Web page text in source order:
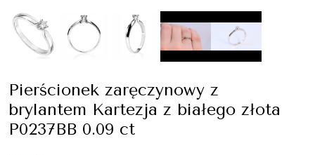
Pierścionek zaręczynowy z
brylantem Kartezja z białego złota
P0237BB 0.09 ct